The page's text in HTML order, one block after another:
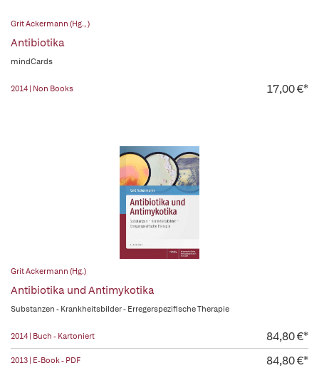
Grit Ackermann (Hg., )
Antibiotika
mindCards
2014 | Non Books 17,00 €*
Grit Ackermann (Hg.)
Antibiotika und Antimykotika
Substanzen - Krankheitsbilder - Erregerspezifische Therapie
2014 | Buch - Kartoniert 84,80 €*
2013 | E-Book - PDF 84,80 €*